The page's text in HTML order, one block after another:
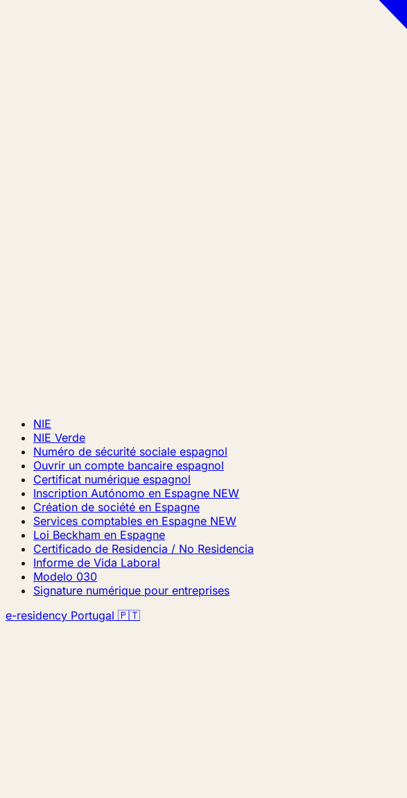
NIE
NIE Verde
Numéro de sécurité sociale espagnol
Ouvrir un compte bancaire espagnol
Certificat numérique espagnol
Inscription Autónomo en Espagne NEW
Création de société en Espagne
Services comptables en Espagne NEW
Loi Beckham en Espagne
Certificado de Residencia / No Residencia
Informe de Vida Laboral
Modelo 030
Signature numérique pour entreprises
e-residency Portugal 🇵🇹